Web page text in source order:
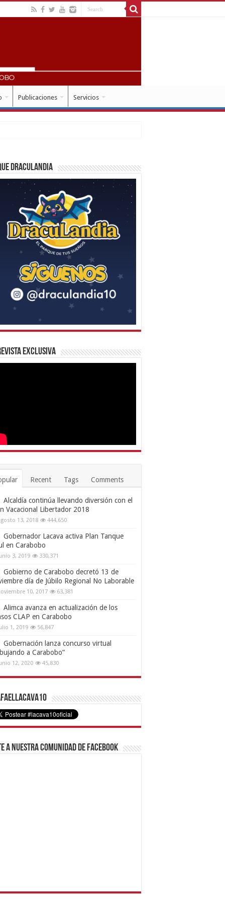
Publicaciones Servicios
Draculandia
Exclusiva
Recent Tags Comments
Alcaldía continúa llevando diversión con el
Vacacional Libertador 2018
13, 2018 444,650
Gobernador Lacava activa Plan Tanque
en Carabobo
3, 2019 330,371
Gobierno de Carabobo decretó 13 de
día de Júbilo Regional No Laborable
10, 2017 63,381
Alimca avanza en actualización de los
CLAP en Carabobo
1, 2019 56,847
Gobernación lanza concurso virtual
a Carabobo”
12, 2020 45,830
a nuestra comunidad de Facebook